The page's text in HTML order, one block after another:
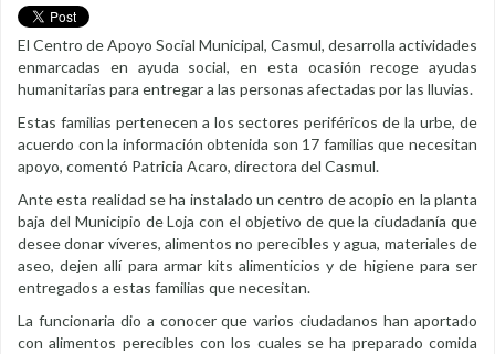
El Centro de Apoyo Social Municipal, Casmul, desarrolla actividades
enmarcadas en ayuda social, en esta ocasión recoge ayudas
humanitarias para entregar a las personas afectadas por las lluvias.
Estas familias pertenecen a los sectores periféricos de la urbe, de
acuerdo con la información obtenida son 17 familias que necesitan
apoyo, comentó Patricia Acaro, directora del Casmul.
Ante esta realidad se ha instalado un centro de acopio en la planta
baja del Municipio de Loja con el objetivo de que la ciudadanía que
desee donar víveres, alimentos no perecibles y agua, materiales de
aseo, dejen allí para armar kits alimenticios y de higiene para ser
entregados a estas familias que necesitan.
La funcionaria dio a conocer que varios ciudadanos han aportado
con alimentos perecibles con los cuales se ha preparado comida